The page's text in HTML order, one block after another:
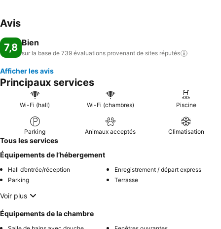
Avis
7,8 Bien
sur la base de 739 évaluations provenant de sites réputés
Afficher les avis
Principaux services
Wi-Fi (hall) Wi-Fi (chambres) Piscine
Parking Animaux acceptés Climatisation
Tous les services
Équipements de l’hébergement
Hall d’entrée/réception
Enregistrement / départ express
Parking
Terrasse
Voir plus
Équipements de la chambre